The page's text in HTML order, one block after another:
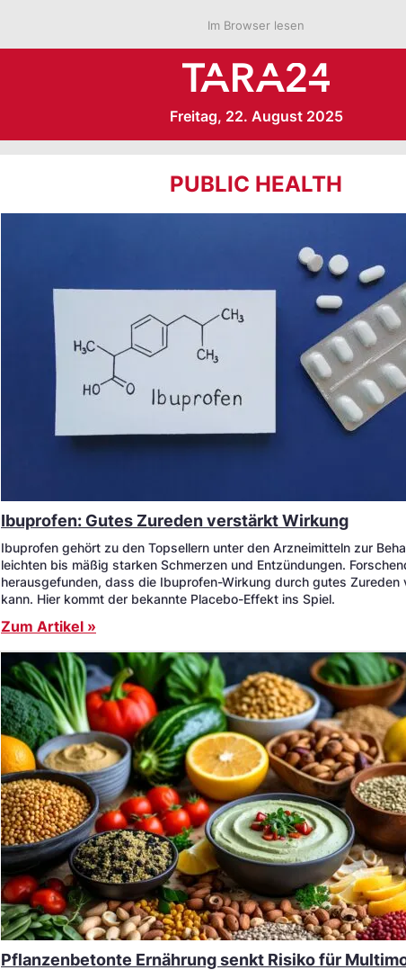
Im Browser lesen
Freitag, 22. August 2025
PUBLIC HEALTH
Ibuprofen: Gutes Zureden verstärkt Wirkung
Ibuprofen gehört zu den Topsellern unter den Arzneimitteln zur
leichten bis mäßig starken Schmerzen und Entzündungen.
herausgefunden, dass die Ibuprofen-Wirkung durch gutes
kann. Hier kommt der bekannte Placebo-Effekt ins Spiel.
Zum Artikel »
Pflanzenbetonte Ernährung senkt Risiko für